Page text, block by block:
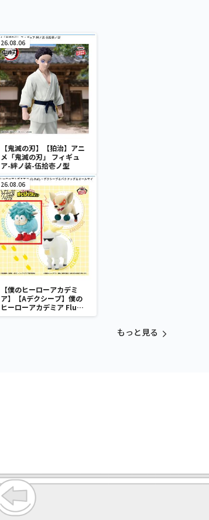
26.08.06
【鬼滅の刃】【狛治】アニ
メ「鬼滅の刃」 フィギュ
ア-絆ノ装-伍拾壱ノ型
26.08.06
【僕のヒーローアカデミ
ア】【Aデクシープ】僕の
ヒーローアカデミア Fluffy
Puffy～デクシープ＆バク
もっと見る